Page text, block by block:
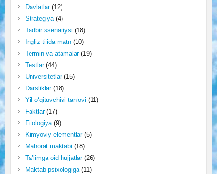
Davlatlar(12)
Strategiya(4)
Tadbir ssenariysi (18)
Ingliz tilida matn(10)
Termin va atamalar(19)
Testlar(44)
Universitetlar(15)
Darsliklar(18)
Yil o‘qituvchisi tanlovi (11)
Faktlar(17)
Filologiya(9)
Kimyoviy elementlar(5)
Mahorat maktabi (18)
Ta’limga oid hujjatlar(26)
Maktab psixologiga(11)